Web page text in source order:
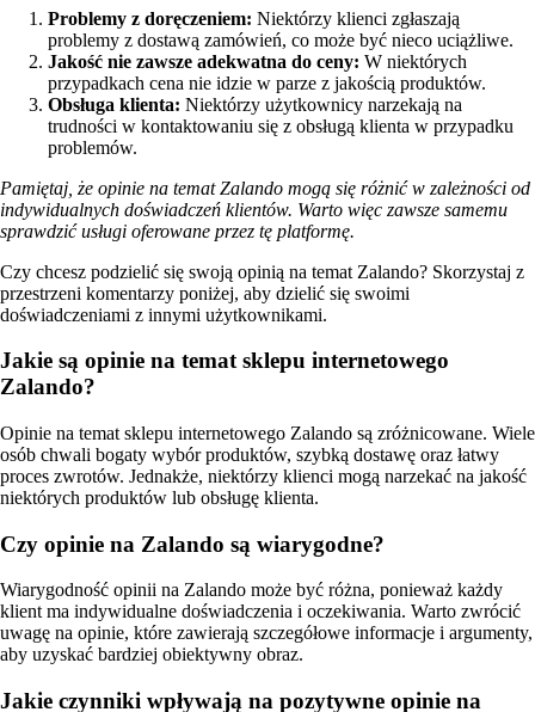
Problemy z doręczeniem: Niektórzy klienci zgłaszają
problemy z dostawą zamówień, co może być nieco uciążliwe.
Jakość nie zawsze adekwatna do ceny: W niektórych
przypadkach cena nie idzie w parze z jakością produktów.
Obsługa klienta: Niektórzy użytkownicy narzekają na
trudności w kontaktowaniu się z obsługą klienta w przypadku
problemów.
Pamiętaj, że opinie na temat Zalando mogą się różnić w zależności od
indywidualnych doświadczeń klientów. Warto więc zawsze samemu
sprawdzić usługi oferowane przez tę platformę.
Czy chcesz podzielić się swoją opinią na temat Zalando? Skorzystaj z
przestrzeni komentarzy poniżej, aby dzielić się swoimi
doświadczeniami z innymi użytkownikami.
Jakie są opinie na temat sklepu internetowego
Zalando?
Opinie na temat sklepu internetowego Zalando są zróżnicowane. Wiele
osób chwali bogaty wybór produktów, szybką dostawę oraz łatwy
proces zwrotów. Jednakże, niektórzy klienci mogą narzekać na jakość
niektórych produktów lub obsługę klienta.
Czy opinie na Zalando są wiarygodne?
Wiarygodność opinii na Zalando może być różna, ponieważ każdy
klient ma indywidualne doświadczenia i oczekiwania. Warto zwrócić
uwagę na opinie, które zawierają szczegółowe informacje i argumenty,
aby uzyskać bardziej obiektywny obraz.
Jakie czynniki wpływają na pozytywne opinie na